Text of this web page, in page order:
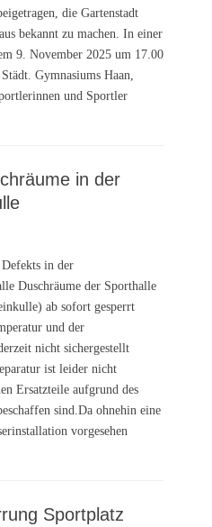
die Gartenstadt
bekannt zu machen. In einer
9. November 2025 um 17.00
Gymnasiums Haan,
und Sportler
in der
in der
Duschräume der Sporthalle
ab sofort gesperrt
und der
nicht sichergestellt
ist leider nicht
Ersatzteile aufgrund des
sind.Da ohnehin eine
vorgesehen
Sportplatz